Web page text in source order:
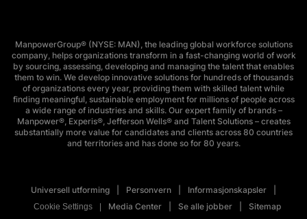
ManpowerGroup® (NYSE: MAN), the leading global workforce solutions
company, helps organizations transform in a fast-changing world of work
by sourcing, assessing, developing and managing the talent that enables
them to win. We develop innovative solutions for hundreds of thousands
of organizations every year, providing them with skilled talent while
finding meaningful, sustainable employment for millions of people across
a wide range of industries and skills. Our expert family of brands –
Manpower®, Experis®, Jefferson Wells® and Talent Solutions – creates
substantially more value for candidates and clients across 80 countries
and territories and has done so for 80 years.
Universell utforming Personvern Informasjonskapsler
Cookie Settings Media Center Se alle jobber Sitemap